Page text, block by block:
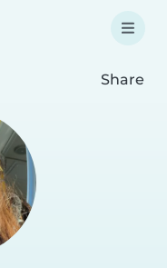
Share